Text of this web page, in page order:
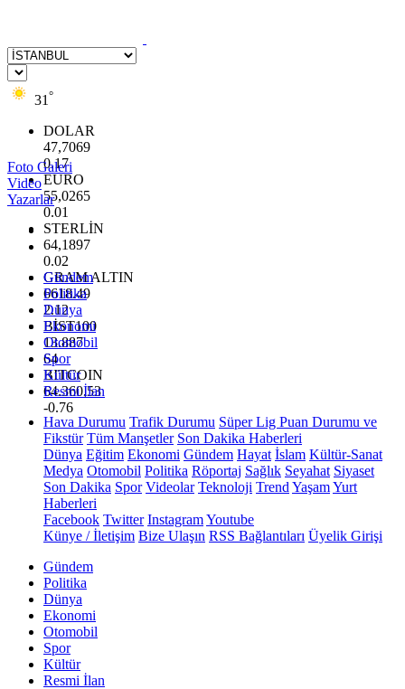
31 °
DOLAR
47,7069
0.17
EURO
55,0265
0.01
STERLİN
64,1897
0.02
GRAM ALTIN
6618.49
2.12
BİST100
13.887
64
BITCOIN
64.360,53
-0.76
Foto Galeri
Video
Yazarlar
Gündem
Politika
Dünya
Ekonomi
Otomobil
Spor
Kültür
Resmi İlan
Hava Durumu Trafik Durumu Süper Lig Puan Durumu ve
Fikstür Tüm Manşetler Son Dakika Haberleri
Dünya Eğitim Ekonomi Gündem Hayat İslam Kültür-Sanat
Medya Otomobil Politika Röportaj Sağlık Seyahat Siyaset
Son Dakika Spor Videolar Teknoloji Trend YaşamYurt
Haberleri
Facebook Twitter InstagramYoutube
Künye / İletişim Bize Ulaşın RSS Bağlantıları Üyelik Girişi
Gündem
Politika
Dünya
Ekonomi
Otomobil
Spor
Kültür
Resmi İlan